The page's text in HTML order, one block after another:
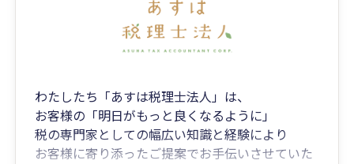
わたしたち「あすは税理士法人」は、
お客様の「明日がもっと良くなるように」
税の専門家としての幅広い知識と経験により
お客様に寄り添ったご提案でお手伝いさせていた